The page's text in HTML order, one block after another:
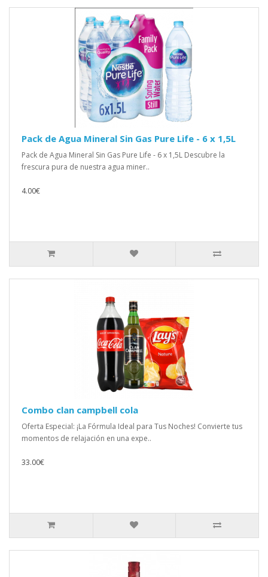
Pack de Agua Mineral Sin Gas Pure Life - 6 x 1,5L
Pack de Agua Mineral Sin Gas Pure Life - 6 x 1,5L Descubre la
frescura pura de nuestra agua miner..
4.00€
Combo clan campbell cola
Oferta Especial: ¡La Fórmula Ideal para Tus Noches! Convierte tus
momentos de relajación en una expe..
33.00€